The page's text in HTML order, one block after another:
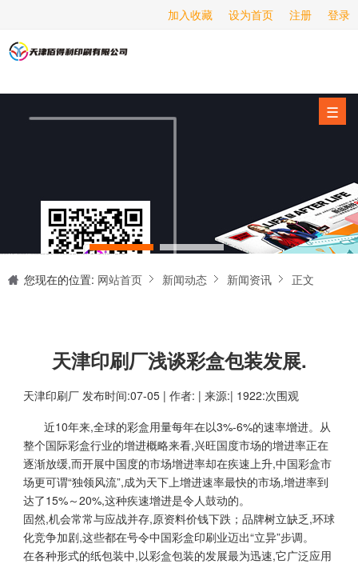
登录
注册
设为首页
加入收藏
☰
海报印刷
服务项目
新闻动态
关于我们
联系我们
您现在的位置: 网站首页 新闻动态 新闻资讯 正文
天津印刷厂浅谈彩盒包装发展.
天津印刷厂 发布时间:07-05 | 作者: | 来源:| 1922:次围观
近10年来,全球的彩盒用量每年在以3%-6%的速率增进。从
整个国际彩盒行业的增进概略来看,兴旺国度市场的增进率正在
逐渐放缓,而开展中国度的市场增进率却在疾速上升,中国彩盒市
场更可谓“独领风流”,成为天下上增进速率最快的市场,增进率到
达了15%～20%,这种疾速增进是令人鼓动的。
固然,机会常常与应战并存,原资料价钱下跌；品牌树立缺乏,环球
化竞争加剧,这些都在号令中国彩盒印刷业迈出“立异”步调。
在各种形式的纸包装中,以彩盒包装的发展最为迅速,它广泛应用